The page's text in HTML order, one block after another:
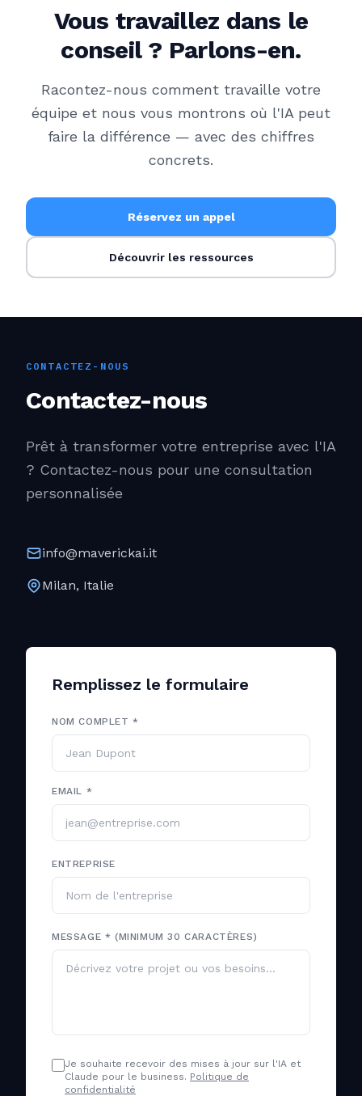
Vous travaillez dans le
conseil ? Parlons-en.
Racontez-nous comment travaille votre
équipe et nous vous montrons où l'IA peut
faire la différence — avec des chiffres
concrets.
Réservez un appel
Découvrir les ressources
CONTACTEZ-NOUS
Contactez-nous
Prêt à transformer votre entreprise avec l'IA
? Contactez-nous pour une consultation
personnalisée
info@maverickai.it
Milan, Italie
Remplissez le formulaire
NOM COMPLET *
EMAIL *
ENTREPRISE
MESSAGE * (MINIMUM 30 CARACTÈRES)
Je souhaite recevoir des mises à jour sur l'IA et
Claude pour le business. Politique de
confidentialité